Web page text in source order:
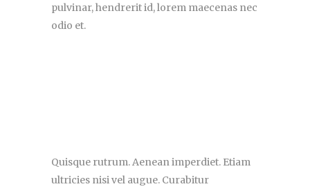
pulvinar, hendrerit id, lorem maecenas nec
odio et.
Quisque rutrum. Aenean imperdiet. Etiam
ultricies nisi vel augue. Curabitur